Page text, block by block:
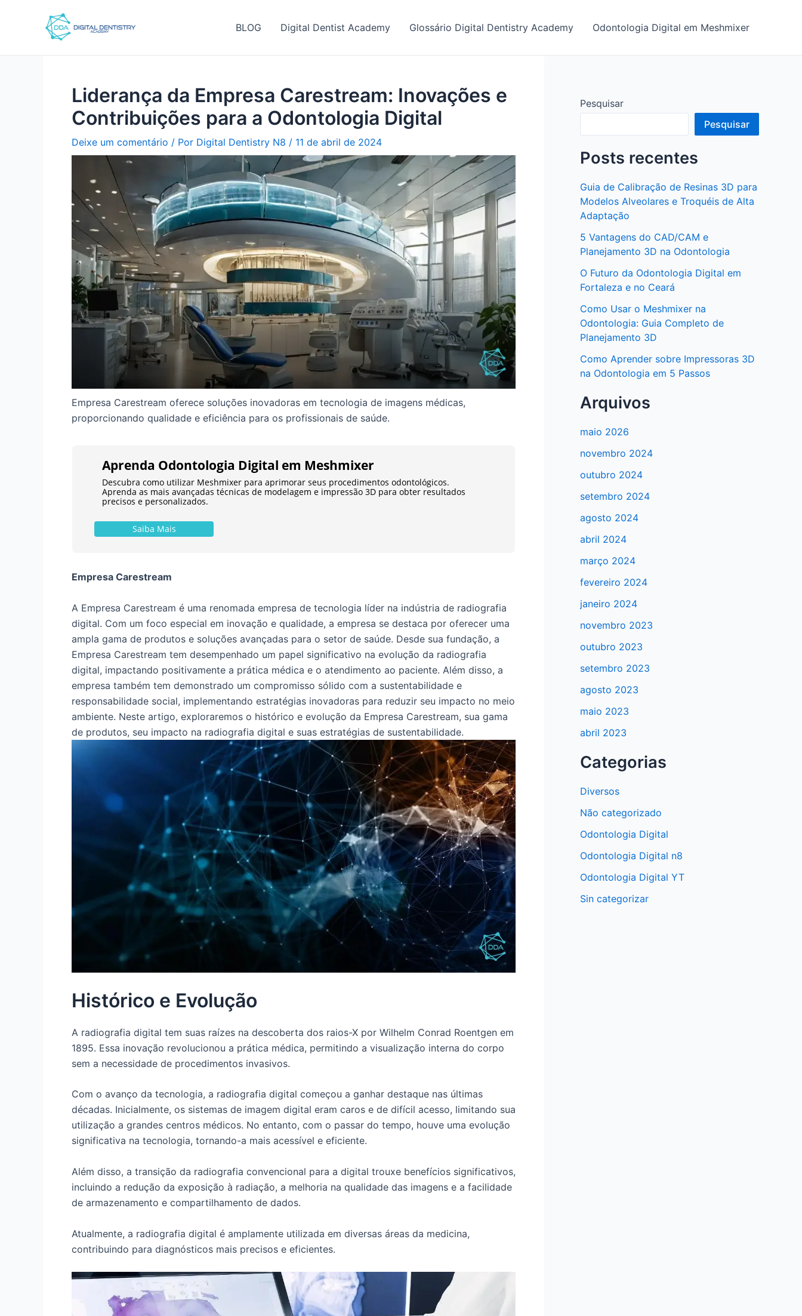
BLOG Digital Dentist Academy Glossário Digital Dentistry Academy Odontologia Digital em Meshmixer
Liderança da Empresa Carestream: Inovações e
Contribuições para a Odontologia Digital
Deixe um comentário / Por Digital Dentistry N8 / 11 de abril de 2024
Empresa Carestream oferece soluções inovadoras em tecnologia de imagens médicas,
proporcionando qualidade e eficiência para os profissionais de saúde.
Aprenda Odontologia Digital em Meshmixer
Descubra como utilizar Meshmixer para aprimorar seus procedimentos odontológicos.
Aprenda as mais avançadas técnicas de modelagem e impressão 3D para obter resultados
precisos e personalizados.
Saiba Mais
Empresa Carestream
A Empresa Carestream é uma renomada empresa de tecnologia líder na indústria de radiografia
digital. Com um foco especial em inovação e qualidade, a empresa se destaca por oferecer uma
ampla gama de produtos e soluções avançadas para o setor de saúde. Desde sua fundação, a
Empresa Carestream tem desempenhado um papel significativo na evolução da radiografia
digital, impactando positivamente a prática médica e o atendimento ao paciente. Além disso, a
empresa também tem demonstrado um compromisso sólido com a sustentabilidade e
responsabilidade social, implementando estratégias inovadoras para reduzir seu impacto no meio
ambiente. Neste artigo, exploraremos o histórico e evolução da Empresa Carestream, sua gama
de produtos, seu impacto na radiografia digital e suas estratégias de sustentabilidade.
Histórico e Evolução
A radiografia digital tem suas raízes na descoberta dos raios-X por Wilhelm Conrad Roentgen em
1895. Essa inovação revolucionou a prática médica, permitindo a visualização interna do corpo
sem a necessidade de procedimentos invasivos.
Com o avanço da tecnologia, a radiografia digital começou a ganhar destaque nas últimas
décadas. Inicialmente, os sistemas de imagem digital eram caros e de difícil acesso, limitando sua
utilização a grandes centros médicos. No entanto, com o passar do tempo, houve uma evolução
significativa na tecnologia, tornando-a mais acessível e eficiente.
Além disso, a transição da radiografia convencional para a digital trouxe benefícios significativos,
incluindo a redução da exposição à radiação, a melhoria na qualidade das imagens e a facilidade
de armazenamento e compartilhamento de dados.
Atualmente, a radiografia digital é amplamente utilizada em diversas áreas da medicina,
contribuindo para diagnósticos mais precisos e eficientes.
navegação
Pesquisar
Pesquisar
Posts recentes
Guia de Calibração de Resinas 3D para
Modelos Alveolares e Troquéis de Alta
Adaptação
5 Vantagens do CAD/CAM e
Planejamento 3D na Odontologia
O Futuro da Odontologia Digital em
Fortaleza e no Ceará
Como Usar o Meshmixer na
Odontologia: Guia Completo de
Planejamento 3D
Como Aprender sobre Impressoras 3D
na Odontologia em 5 Passos
Arquivos
maio 2026
novembro 2024
outubro 2024
setembro 2024
agosto 2024
abril 2024
março 2024
fevereiro 2024
janeiro 2024
novembro 2023
outubro 2023
setembro 2023
agosto 2023
maio 2023
abril 2023
Categorias
Diversos
Não categorizado
Odontologia Digital
Odontologia Digital n8
Odontologia Digital YT
Sin categorizar